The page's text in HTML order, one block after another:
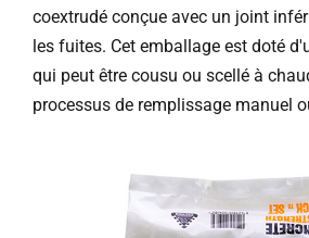
Contactez nous
coextrudé conçue avec un joint
les fuites. Cet emballage est doté
qui peut être cousu ou scellé à
processus de remplissage manuel